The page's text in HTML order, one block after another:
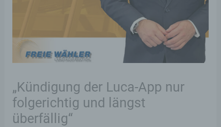
„Kündigung der Luca-App nur
folgerichtig und längst
überfällig“